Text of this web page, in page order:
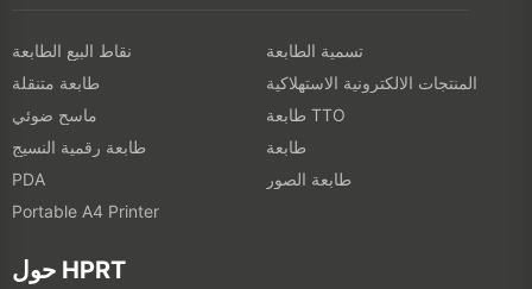
نقاط البيع الطابعة
تسمية الطابعة
طابعة متنقلة
المنتجات الالكترونية الاستهلاكية
ماسح ضوئي
طابعة TTO
طابعة رقمية النسيج
طابعة
PDA
طابعة الصور
Portable A4 Printer
حول HPRT